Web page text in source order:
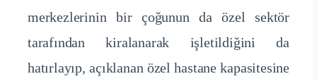
merkezlerinin bir çoğunun da özel sektör
tarafından kiralanarak işletildiğini da
hatırlayıp, açıklanan özel hastane kapasitesine